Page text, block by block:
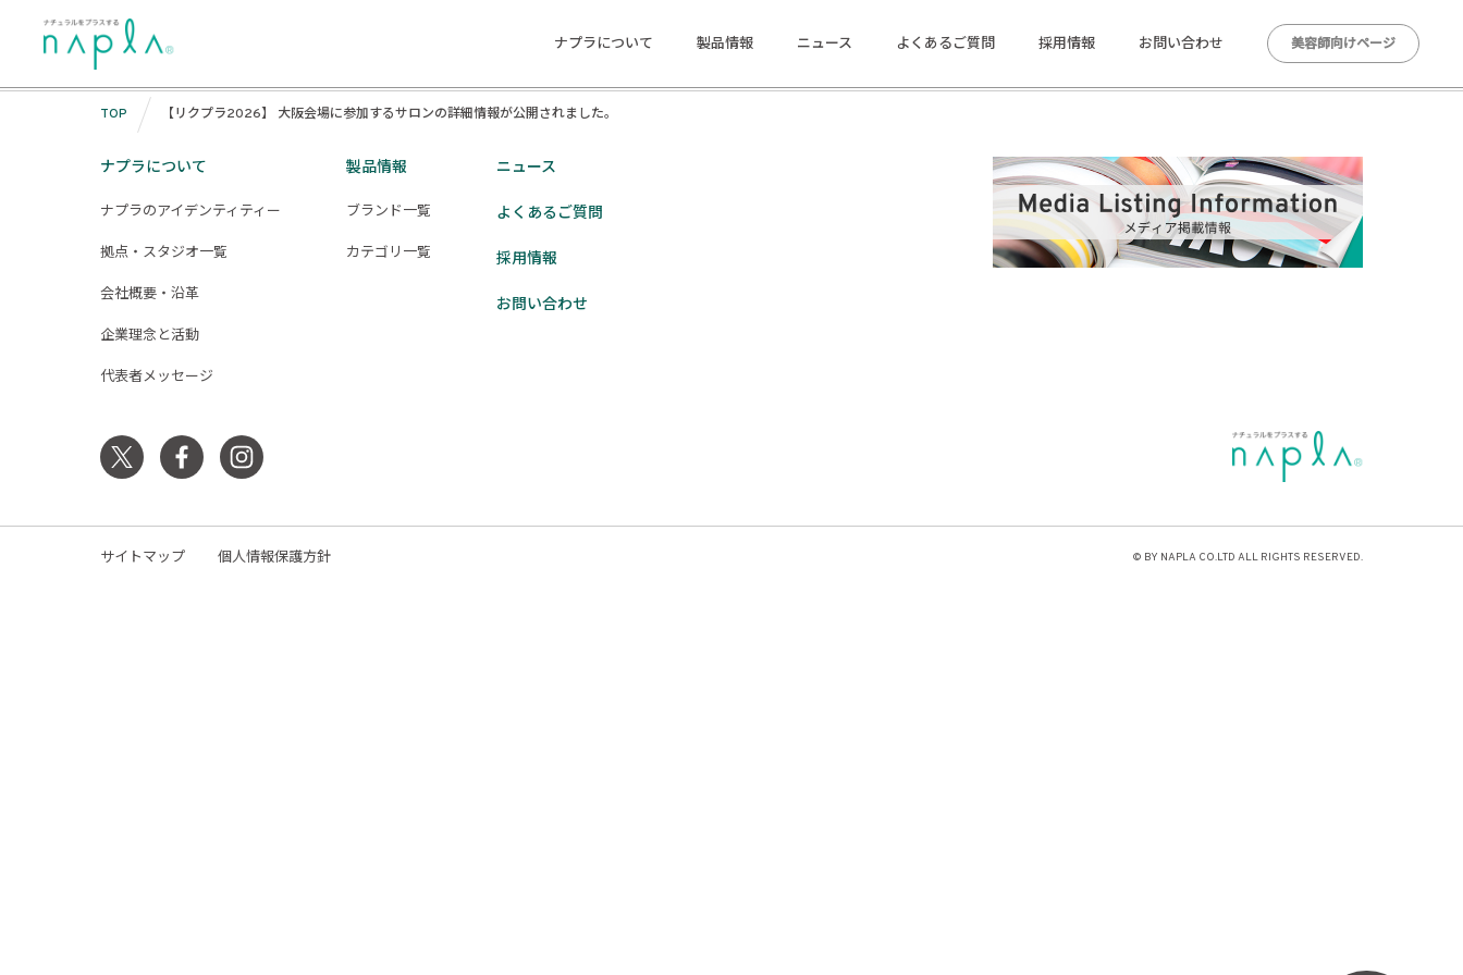
ナプラについて 製品情報 ニュース よくあるご質問 採用情報 お問い合わせ 美容師向けページ
【リクプラ2026】 大阪会場に参加するサロンの詳細情報が公開されました。
稿
Previous: リクプラ大阪は1月下旬から来場申込スタート！前日までのお申し込みで、会場にてQUOカードPayをプレゼント！
【リクプラ大阪】来場申込スタート！前日までのお申し込みで、会場にてQUOカードPayをプレゼント！
TOP 【リクプラ2026】 大阪会場に参加するサロンの詳細情報が公開されました。
ナプラについて
ナプラのアイデンティティー
拠点・スタジオ一覧
会社概要・沿革
企業理念と活動
代表者メッセージ
製品情報
ブランド一覧
カテゴリ一覧
ニュース
よくあるご質問
採用情報
お問い合わせ
サイトマップ 個人情報保護方針 © BY NAPLA CO.LTD ALL RIGHTS RESERVED.